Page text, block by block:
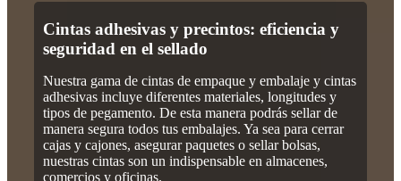
Cintas adhesivas y precintos: eficiencia y
seguridad en el sellado
Nuestra gama de cintas de empaque y embalaje y cintas
adhesivas incluye diferentes materiales, longitudes y
tipos de pegamento. De esta manera podrás sellar de
manera segura todos tus embalajes. Ya sea para cerrar
cajas y cajones, asegurar paquetes o sellar bolsas,
nuestras cintas son un indispensable en almacenes,
comercios y oficinas.